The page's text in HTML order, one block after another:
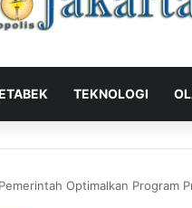
TEKNOLOGI
Pemerintah Optimalkan Program